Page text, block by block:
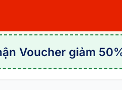
Voucher giảm